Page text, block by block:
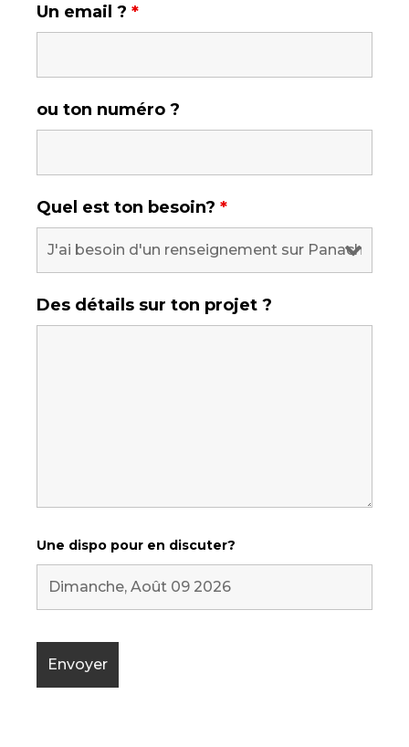
Un email ? *
ou ton numéro ?
Quel est ton besoin? *
Des détails sur ton projet ?
Une dispo pour en discuter?